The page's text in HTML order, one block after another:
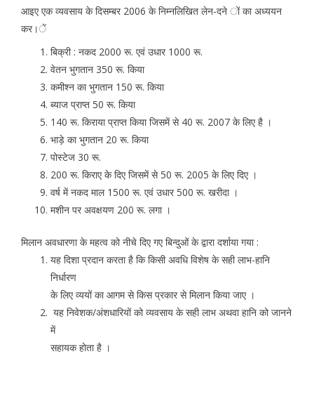
आइए एक व्यवसाय के दिसम्बर 2006 के निम्नलिखित लेन-दने ों का अध्ययन
कर।ें
बिक्री : नकद 2000 रू. एवं उधार 1000 रू.
वेतन भुगतान 350 रू. किया
कमीश्न का भुगतान 150 रू. किया
ब्याज प्राप्त 50 रू. किया
140 रू. किराया प्राप्त किया जिसमें से 40 रू. 2007 के लिए है ।
भाड़े का भुगतान 20 रू. किया
पोस्टेज 30 रू.
200 रू. किराए के दिए जिसमें से 50 रू. 2005 के लिए दिए ।
वर्ष में नकद माल 1500 रू. एवं उधार 500 रू. खरीदा ।
मशीन पर अवक्षयण 200 रू. लगा ।
मिलान अवधारणा के महत्व को नीचे दिए गए बिन्दुओं के द्वारा दर्शाया गया :
यह दिशा प्रदान करता है कि किसी अवधि विशेष के सही लाभ-हानि
निर्धारण
के लिए व्ययों का आगम से किस प्रकार से मिलान किया जाए ।
यह निवेशक/अंशधारियों को व्यवसाय के सही लाभ अथवा हानि को जानने
में
सहायक होता है ।